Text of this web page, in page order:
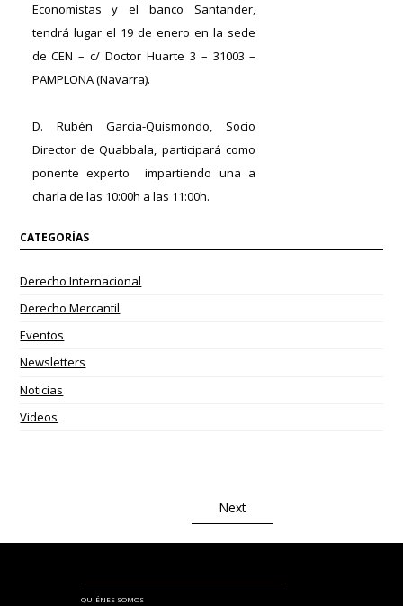
Economistas y el banco Santander,
tendrá lugar el 19 de enero en la sede
de CEN – c/ Doctor Huarte 3 – 31003 –
PAMPLONA (Navarra).
D. Rubén Garcia-Quismondo, Socio
Director de Quabbala, participará como
ponente experto impartiendo una a
charla de las 10:00h a las 11:00h.
CATEGORÍAS
Derecho Internacional
Derecho Mercantil
Eventos
Newsletters
Noticias
Videos
Next
QUIÉNES SOMOS